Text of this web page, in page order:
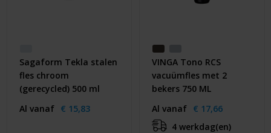
Sagaform Tekla stalen
fles chroom
(gerecycled) 500 ml
Al vanaf € 15,83
VINGA Tono RCS
vacuümfles met 2
bekers 750 ML
Al vanaf € 17,66
4 werkdag(en)